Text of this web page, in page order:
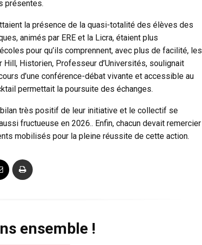
présentes.
la présence de la quasi-totalité des élèves des
animés par ERE et la Licra, étaient plus
pour qu’ils comprennent, avec plus de facilité, les
Historien, Professeur d’Universités, soulignait
d’une conférence-débat vivante et accessible au
permettait la poursuite des échanges.
très positif de leur initiative et le collectif se
fructueuse en 2026.. Enfin, chacun devait remercier
mobilisés pour la pleine réussite de cette action.
ensemble !